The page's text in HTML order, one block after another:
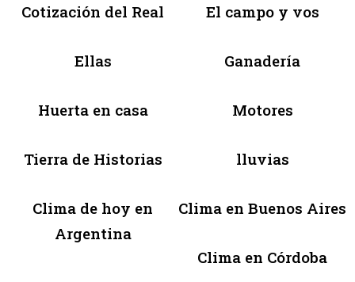
Cotización del Real El campo y vos
Ellas Ganadería
Huerta en casa Motores
Tierra de Historias lluvias
Clima de hoy en
Argentina
Clima en Buenos Aires
Clima en Córdoba